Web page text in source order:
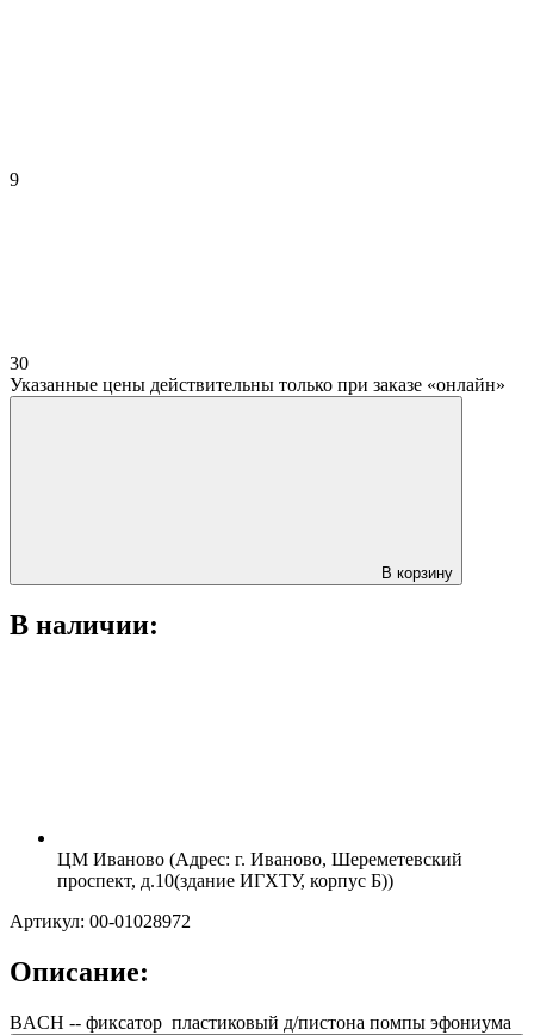
9
30
Указанные цены действительны только при заказе «онлайн»
В корзину
В наличии:
ЦМ Иваново (Адрес: г. Иваново, Шереметевский
проспект, д.10(здание ИГХТУ, корпус Б))
Артикул: 00-01028972
Описание:
BACH -- фиксатор пластиковый д/пистона помпы эфониума